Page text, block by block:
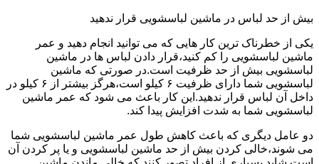
بیش از حد لباس در ماشین لباسشویی قرار ندهید
یکی از خطرناک ترین کار هایی که می توانید انجام دهید و عمر
ماشین لباسشویی را کم کنید،قرار دادن لباس ها در ماشین
لباسشویی بیش از حد ظرفیت است.در صورتی که ماشین
لباسشویی شما دارای ظرفیت ۶ کیلو است،هرگز بیشتر از ۶ کیلو در
داخل آن لباس قرار ندهید.این کار باعث می شود که عمر ماشین
لباسشویی شما به شدت افزایش پیدا کند.
دو عامل دیگری که باعث کاهش طول عمر ماشین لباسشویی شما
می شوند،خالی کردن بیش از حد ماشین لباسشویی و یا پر کردن آن